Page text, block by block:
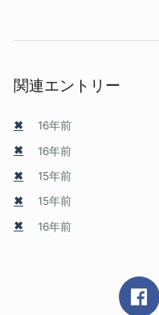
関連エントリー
✖
16年前
✖
16年前
✖
15年前
✖
15年前
✖
16年前